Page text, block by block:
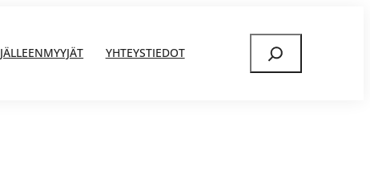
JÄLLEENMYYJÄT YHTEYSTIEDOT